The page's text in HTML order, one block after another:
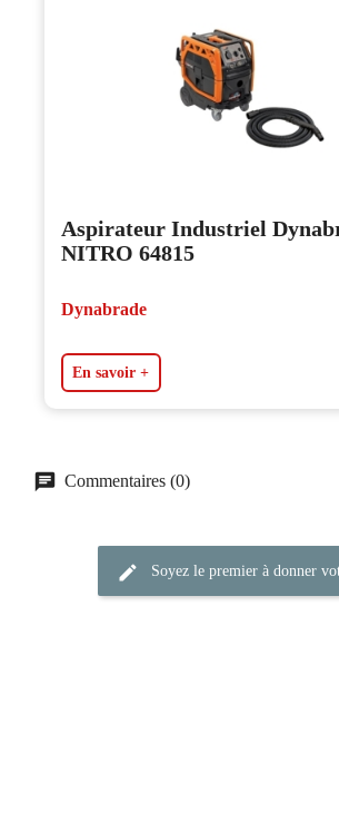
Aspirateur Industriel
NITRO 64815
Dynabrade
En savoir +
Commentaires (0)
Soyez le premier à donner